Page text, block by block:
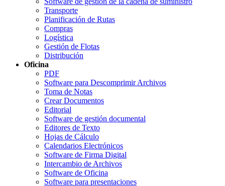
Transporte
Planificación de Rutas
Compras
Logística
Gestión de Flotas
Distribución
Oficina
PDF
Software para Descomprimir Archivos
Toma de Notas
Crear Documentos
Editorial
Software de gestión documental
Editores de Texto
Hojas de Cálculo
Calendarios Electrónicos
Software de Firma Digital
Intercambio de Archivos
Software de Oficina
Software para presentaciones